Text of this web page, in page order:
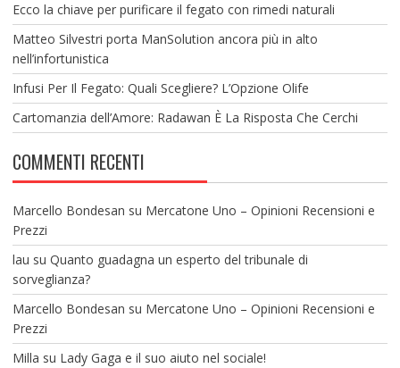
Ecco la chiave per purificare il fegato con rimedi naturali
Matteo Silvestri porta ManSolution ancora più in alto
nell’infortunistica
Infusi Per Il Fegato: Quali Scegliere? L’Opzione Olife
Cartomanzia dell’Amore: Radawan È La Risposta Che Cerchi
COMMENTI RECENTI
Marcello Bondesan su Mercatone Uno – Opinioni Recensioni e
Prezzi
lau su Quanto guadagna un esperto del tribunale di
sorveglianza?
Marcello Bondesan su Mercatone Uno – Opinioni Recensioni e
Prezzi
Milla su Lady Gaga e il suo aiuto nel sociale!